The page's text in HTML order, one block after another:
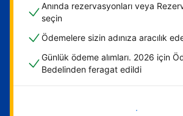
Anında rezervasyonları veya
seçin
Ödemelere sizin adınıza aracılık
Günlük ödeme alımları. 2026 için
Bedelinden feragat edildi
Hemen başla